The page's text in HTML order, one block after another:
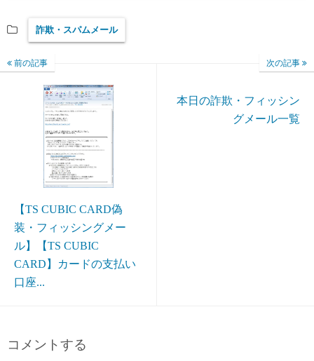
詐欺・スパムメール
前の記事
【TS CUBIC CARD偽
装・フィッシングメー
ル】【TS CUBIC
CARD】カードの支払い
口座...
次の記事
本日の詐欺・フィッシン
グメール一覧
コメントする